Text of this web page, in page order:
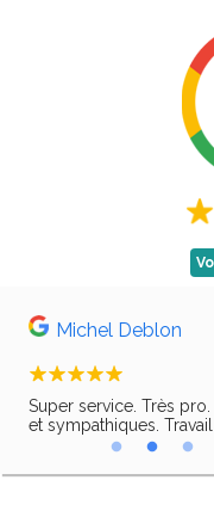
Michel Deblon
Super service. Très
et sympathiques.